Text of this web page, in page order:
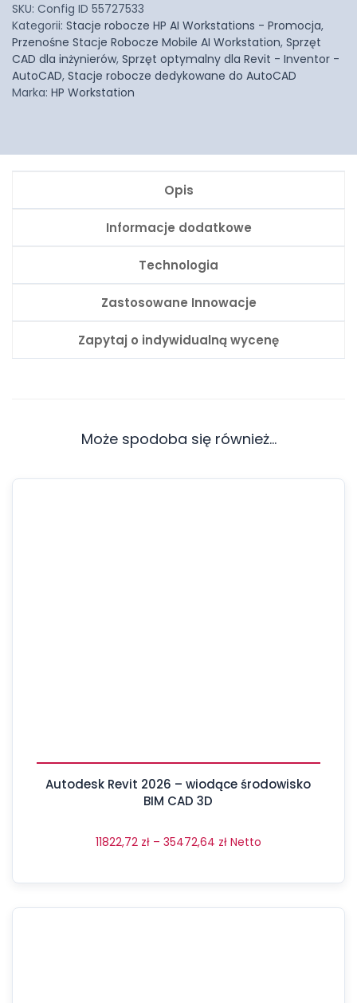
SKU: Config ID 55727533
Kategorii: Stacje robocze HP AI Workstations - Promocja,
Przenośne Stacje Robocze Mobile AI Workstation, Sprzęt
CAD dla inżynierów, Sprzęt optymalny dla Revit - Inventor -
AutoCAD, Stacje robocze dedykowane do AutoCAD
Marka: HP Workstation
Opis
Informacje dodatkowe
Technologia
Zastosowane Innowacje
Zapytaj o indywidualną wycenę
Może spodoba się również…
Autodesk Revit 2026 – wiodące środowisko
BIM CAD 3D
11822,72 zł – 35472,64 zł Netto